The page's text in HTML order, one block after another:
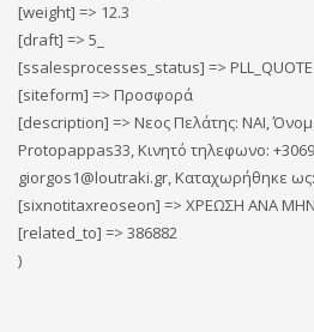
[weight] => 12.3
[draft] => 5_
[ssalesprocesses_status] => PLL_QUOTE
[siteform] => Προσφορά
[description] => Νεος Πελάτης: ΝΑΙ,
Protopappas33, Κινητό τηλεφωνο:
giorgos1@loutraki.gr, Καταχωρήθηκε
[sixnotitaxreoseon] => ΧΡΕΩΣΗ ΑΝΑ
[related_to] => 386882
)